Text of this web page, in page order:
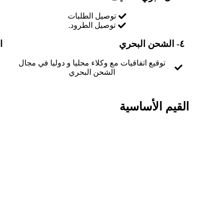
توصيل الطلبات
توصيل الطرود.
٤- الشحن البحري
توقيع اتفاقيات مع وكلاء محليا و دوليا في مجال
الشحن البحري
القيم الأساسية